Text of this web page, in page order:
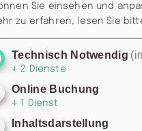
Gärtnerei Tulpe.
das reinste
Sie einsehen und
zu erfahren, lesen Sie
Technisch Notwendig
↓ 2 Dienste
Online Buchung
↓ 1 Dienst
Inhaltsdarstellung